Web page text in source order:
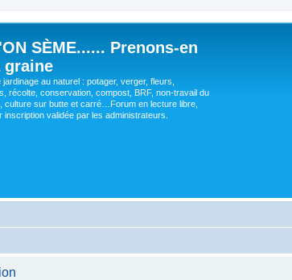
SÈME...... Prenons-en
graine
jardinage au naturel : potager, verger, fleurs,
récolte, conservation, compost, BRF, non-travail du
culture sur butte et carré…Forum en lecture libre,
inscription validée par les administrateurs.